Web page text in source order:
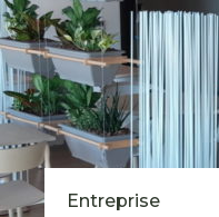
Entreprise